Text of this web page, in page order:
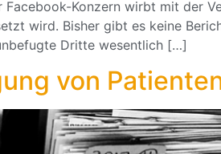
Konzern wirbt mit der
wird. Bisher gibt es keine
Dritte wesentlich […]
von